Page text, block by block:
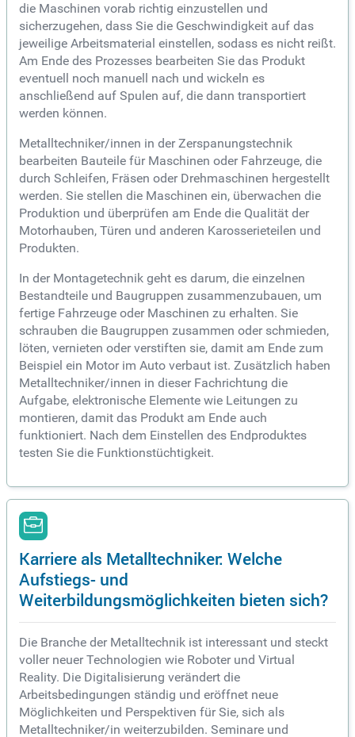
die Maschinen vorab richtig einzustellen und
sicherzugehen, dass Sie die Geschwindigkeit auf das
jeweilige Arbeitsmaterial einstellen, sodass es nicht reißt.
Am Ende des Prozesses bearbeiten Sie das Produkt
eventuell noch manuell nach und wickeln es
anschließend auf Spulen auf, die dann transportiert
werden können.
Metalltechniker/innen in der Zerspanungstechnik
bearbeiten Bauteile für Maschinen oder Fahrzeuge, die
durch Schleifen, Fräsen oder Drehmaschinen hergestellt
werden. Sie stellen die Maschinen ein, überwachen die
Produktion und überprüfen am Ende die Qualität der
Motorhauben, Türen und anderen Karosserieteilen und
Produkten.
In der Montagetechnik geht es darum, die einzelnen
Bestandteile und Baugruppen zusammenzubauen, um
fertige Fahrzeuge oder Maschinen zu erhalten. Sie
schrauben die Baugruppen zusammen oder schmieden,
löten, vernieten oder verstiften sie, damit am Ende zum
Beispiel ein Motor im Auto verbaut ist. Zusätzlich haben
Metalltechniker/innen in dieser Fachrichtung die
Aufgabe, elektronische Elemente wie Leitungen zu
montieren, damit das Produkt am Ende auch
funktioniert. Nach dem Einstellen des Endproduktes
testen Sie die Funktionstüchtigkeit.
Karriere als Metalltechniker: Welche
Aufstiegs- und
Weiterbildungsmöglichkeiten bieten sich?
Die Branche der Metalltechnik ist interessant und steckt
voller neuer Technologien wie Roboter und Virtual
Reality. Die Digitalisierung verändert die
Arbeitsbedingungen ständig und eröffnet neue
Möglichkeiten und Perspektiven für Sie, sich als
Metalltechniker/in weiterzubilden. Seminare und